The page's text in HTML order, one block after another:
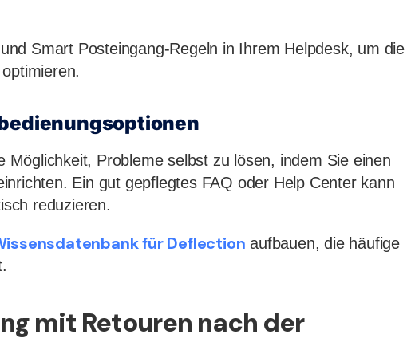
Smart Posteingang-Regeln in Ihrem Helpdesk, um die
Möglichkeit, Probleme selbst zu lösen, indem Sie einen
Ein gut gepflegtes FAQ oder Help Center kann
reduzieren.
für Deflection aufbauen, die häufige
mit Retouren nach der